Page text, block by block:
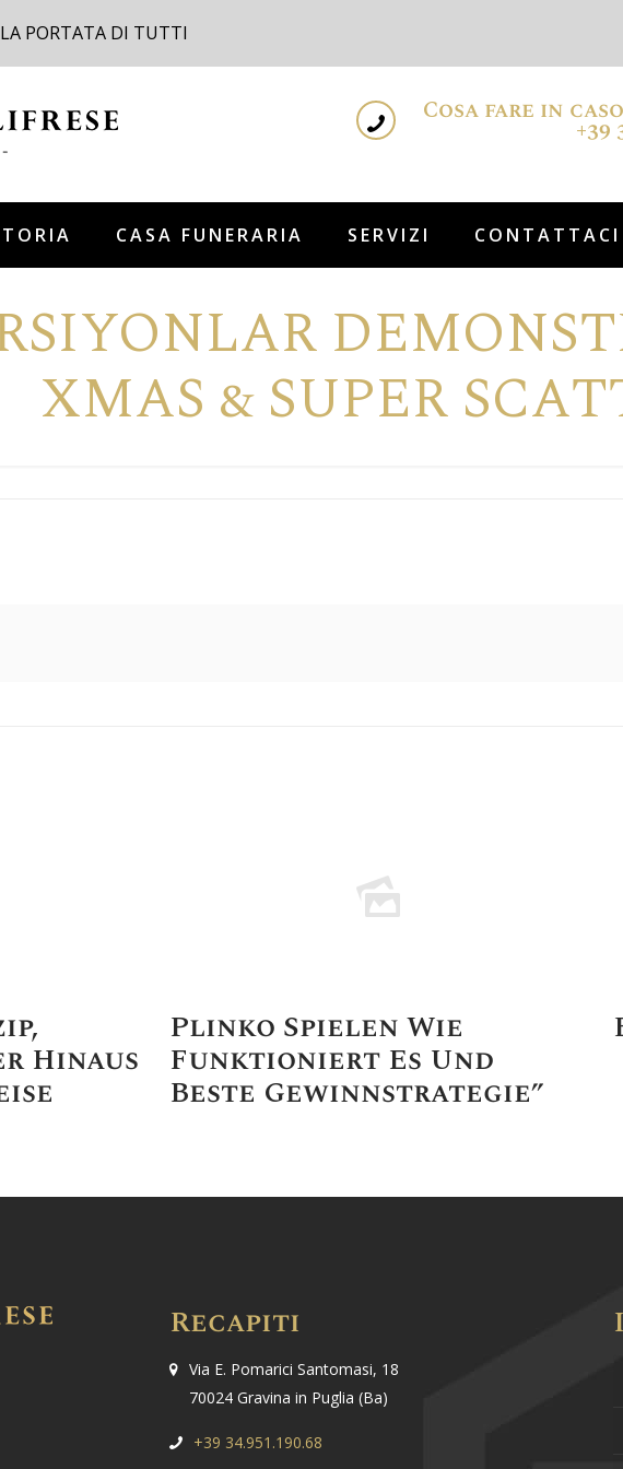
PORTATA DI TUTTI
CASA FUNERARIA SERVIZI CONTATTACI
Cosa fare in
+39
XMAS & SUPER
Hinaus
Plinko Spielen Wie
Funktioniert Es Und
Beste Gewinnstrategie”
Recapiti
Via E. Pomarici Santomasi, 18
70024 Gravina in Puglia (Ba)
+39 34.951.190.68